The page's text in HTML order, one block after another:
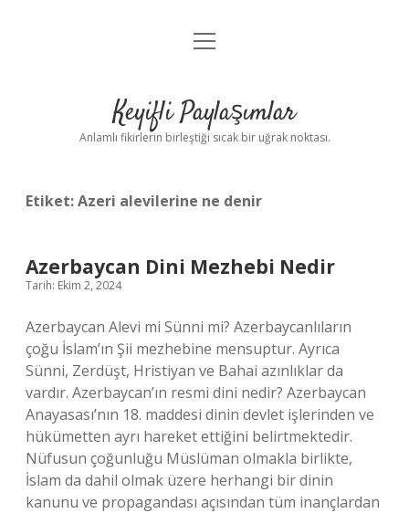
Anasayfa
Yasal Uyarı
menüyü
Keyifli Paylaşımlar
Anlamlı fikirlerin birleştiği sıcak bir uğrak noktası.
Etiket:Azeri alevilerine ne denir
Azerbaycan Dini Mezhebi Nedir
Tarih: Ekim 2, 2024
Azerbaycan Alevi mi Sünni mi? Azerbaycanlıların
çoğu İslam’ın Şii mezhebine mensuptur. Ayrıca
Sünni, Zerdüşt, Hristiyan ve Bahai azınlıklar da
vardır. Azerbaycan’ın resmi dini nedir? Azerbaycan
Anayasası’nın 18. maddesi dinin devlet işlerinden ve
hükümetten ayrı hareket ettiğini belirtmektedir.
Nüfusun çoğunluğu Müslüman olmakla birlikte,
İslam da dahil olmak üzere herhangi bir dinin
kanunu ve propagandası açısından tüm inançlardan